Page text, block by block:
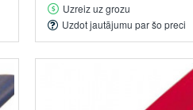
Uzreiz uz grozu
Uzdot jautājumu par šo preci